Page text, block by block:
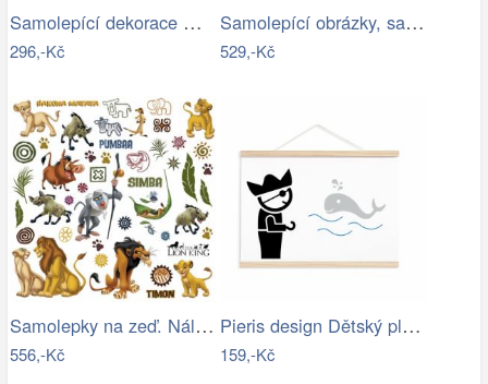
Samolepící dekorace God Bless This Home
296,-Kč
Samolepící obrázky, samolepky, dekorace…
529,-Kč
Samolepky na zeď. Nálepky Lví král
556,-Kč
Pieris design Dětský plakát Pirát
159,-Kč